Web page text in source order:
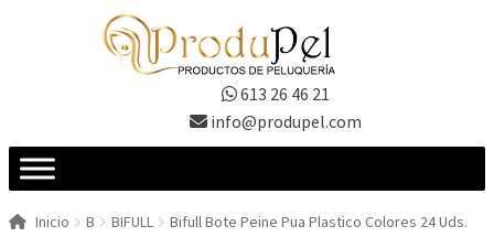
613 26 46 21
info@produpel.com
Inicio B BIFULL Bifull Bote Peine Pua Plastico Colores 24 Uds.